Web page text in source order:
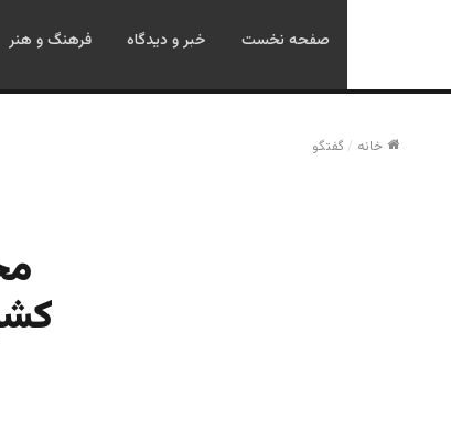
صفحه نخست خبر و دیدگاه فرهنگ و هنر
خانه / گفتگو